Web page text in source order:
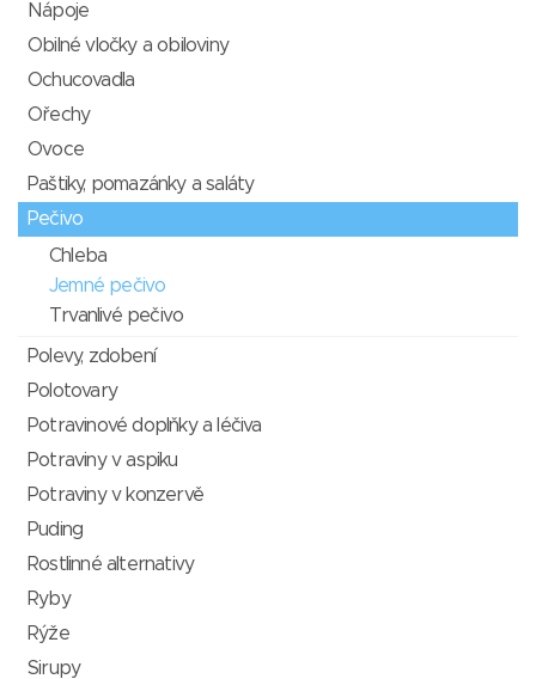
Nápoje
Obilné vločky a obiloviny
Ochucovadla
Ořechy
Ovoce
Paštiky, pomazánky a saláty
Pečivo
Chleba
Jemné pečivo
Trvanlivé pečivo
Polevy, zdobení
Polotovary
Potravinové doplňky a léčiva
Potraviny v aspiku
Potraviny v konzervě
Puding
Rostlinné alternativy
Ryby
Rýže
Sirupy